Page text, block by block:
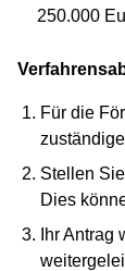
250.000
Für die
Stellen
Dies
Ihr